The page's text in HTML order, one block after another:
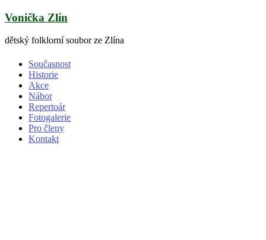
Skip
content
Vonička Zlín
dětský folklorní soubor ze Zlína
Současnost
Historie
Akce
Nábor
Repertoár
Fotogalerie
Pro členy
Kontakt